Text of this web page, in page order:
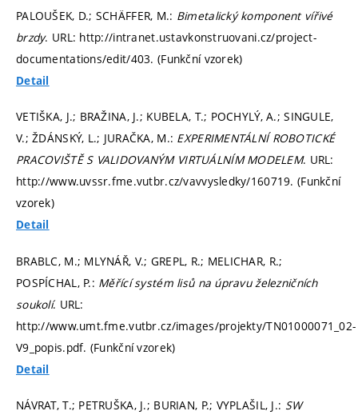
PALOUŠEK, D.; SCHÄFFER, M.: Bimetalický komponent vířivé
brzdy. URL: http://intranet.ustavkonstruovani.cz/project-
documentations/edit/403. (Funkční vzorek)
Detail
VETIŠKA, J.; BRAŽINA, J.; KUBELA, T.; POCHYLÝ, A.; SINGULE,
V.; ŽDÁNSKÝ, L.; JURAČKA, M.: EXPERIMENTÁLNÍ ROBOTICKÉ
PRACOVIŠTĚ S VALIDOVANÝM VIRTUÁLNÍM MODELEM. URL:
http://www.uvssr.fme.vutbr.cz/vavvysledky/160719. (Funkční
vzorek)
Detail
BRABLC, M.; MLYNÁŘ, V.; GREPL, R.; MELICHAR, R.;
POSPÍCHAL, P.: Měřící systém lisů na úpravu železničních
soukolí. URL:
http://www.umt.fme.vutbr.cz/images/projekty/TN01000071_02-
V9_popis.pdf. (Funkční vzorek)
Detail
NÁVRAT, T.; PETRUŠKA, J.; BURIAN, P.; VYPLAŠIL, J.: SW